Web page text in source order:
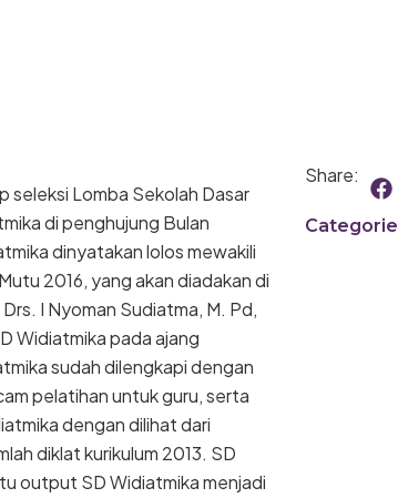
seleksi Lomba Sekolah Dasar
di penghujung Bulan
dinyatakan lolos mewakili
2016, yang akan diadakan di
I Nyoman Sudiatma, M. Pd,
Widiatmika pada ajang
sudah dilengkapi dengan
pelatihan untuk guru, serta
dengan dilihat dari
diklat kurikulum 2013. SD
output SD Widiatmika menjadi
Share:
F
a
c